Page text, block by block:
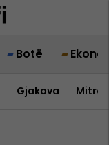
Botë
Gjakova